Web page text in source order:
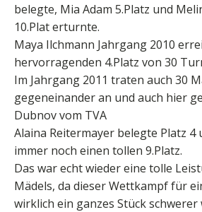
belegte, Mia Adam 5.Platz und
10.Plat erturnte.
Maya Ilchmann Jahrgang 2010
hervorragenden 4.Platz von 30
Im Jahrgang 2011 traten auch 30
gegeneinander an und auch hier
Dubnov vom TVA
Alaina Reitermayer belegte Platz 4
immer noch einen tollen 9.Platz.
Das war echt wieder eine tolle
Mädels, da dieser Wettkampf für
wirklich ein ganzes Stück schwerer